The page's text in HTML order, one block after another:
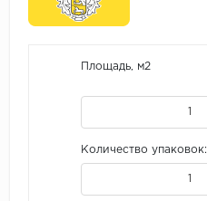
Площадь, м2
Количество упаковок: